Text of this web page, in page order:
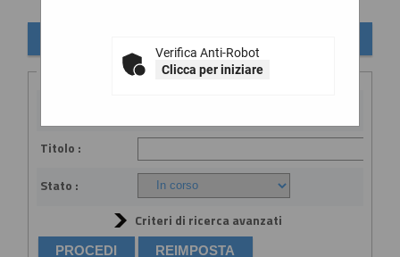
Verifica Anti-Robot
Clicca per iniziare
Criteri di ricerca
Titolo :
Stato :
Criteri di ricerca avanzati